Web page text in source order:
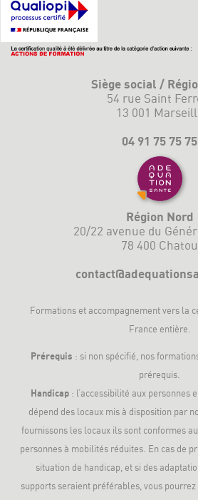
Siège social /
54 rue Saint
13 001
04 91 75 75 75
Région Nord
20/22 avenue du
78 400 Chatou
Formations et accompagnement vers la
France entière.
Prérequis : si non spécifié, nos
prérequis.
Handicap: l’accessibilité aux personnes
dépend des locaux mis à disposition par
fournissons les locaux ils sont conformes
personnes à mobilités réduites. En cas de
situation de handicap, et si des
supports seraient préférables, vous